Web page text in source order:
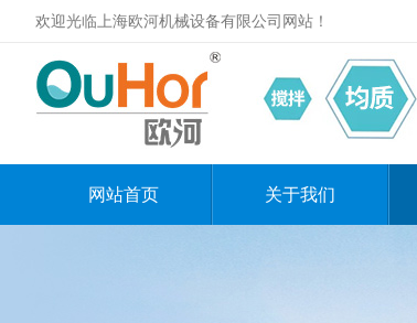
欢迎光临上海欧河机械设备有限公司网站！
网站首页 关于我们